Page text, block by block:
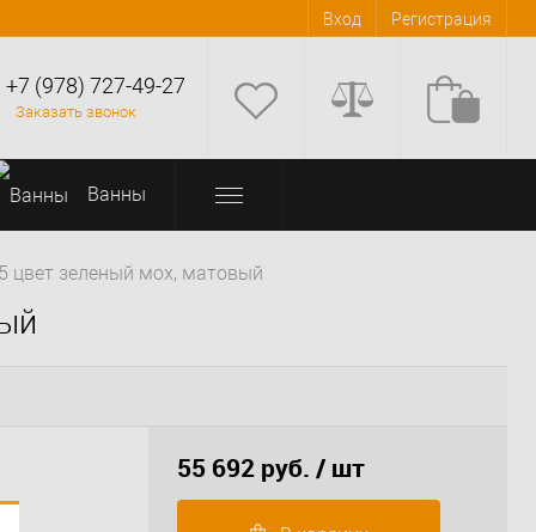
Вход Регистрация
+7 (978) 727-49-27
Заказать звонок
Bанны
цвет зеленый мох, матовый
55 692 руб. / шт